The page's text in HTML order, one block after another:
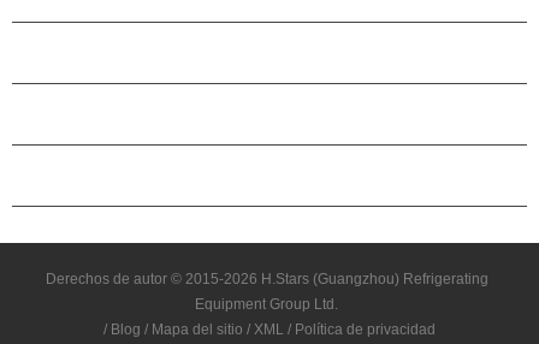
Derechos de autor © 2015-2026 H.Stars (Guangzhou) Refrigerating
Equipment Group Ltd.
/ Blog / Mapa del sitio / XML / Política de privacidad